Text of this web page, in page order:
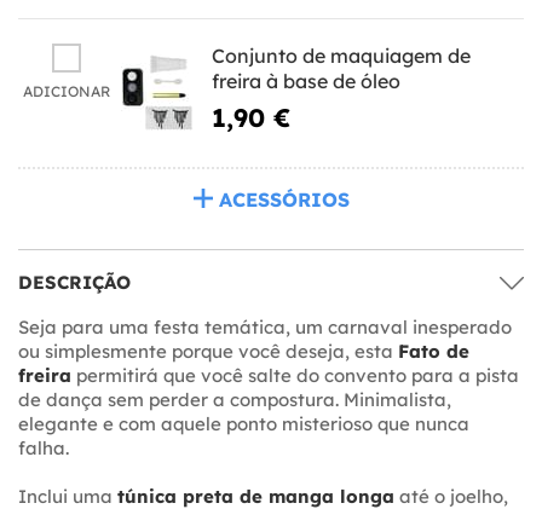
ADICIONAR
Conjunto de maquiagem de
freira à base de óleo
1,90 €
ACESSÓRIOS
DESCRIÇÃO
Seja para uma festa temática, um carnaval inesperado
ou simplesmente porque você deseja, esta Fato de
freira permitirá que você salte do convento para a pista
de dança sem perder a compostura. Minimalista,
elegante e com aquele ponto misterioso que nunca
falha.
Inclui uma túnica preta de manga longa até o joelho,